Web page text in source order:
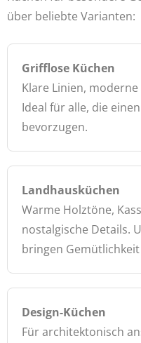
über beliebte Varianten:
Grifflose Küchen
Klare Linien,
Ideal für alle, die
bevorzugen.
Landhausküchen
Warme Holztöne,
nostalgische Details.
bringen
Design-Küchen
Für architektonisch